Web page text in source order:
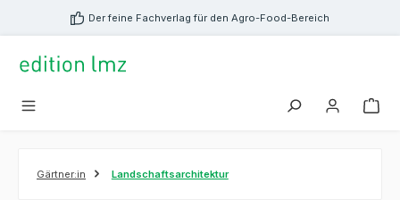
springen Der feine Fachverlag für den Agro-Food-Bereich
Gärtner:in Landschaftsarchitektur